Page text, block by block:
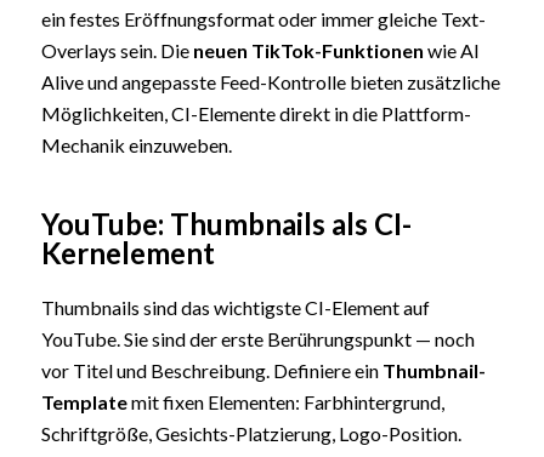
ein festes Eröffnungsformat oder immer gleiche Text-
Overlays sein. Die neuen TikTok-Funktionen wie AI
Alive und angepasste Feed-Kontrolle bieten zusätzliche
Möglichkeiten, CI-Elemente direkt in die Plattform-
Mechanik einzuweben.
YouTube: Thumbnails als CI-
Kernelement
Thumbnails sind das wichtigste CI-Element auf
YouTube. Sie sind der erste Berührungspunkt — noch
vor Titel und Beschreibung. Definiere ein Thumbnail-
Templatemit fixen Elementen: Farbhintergrund,
Schriftgröße, Gesichts-Platzierung, Logo-Position.